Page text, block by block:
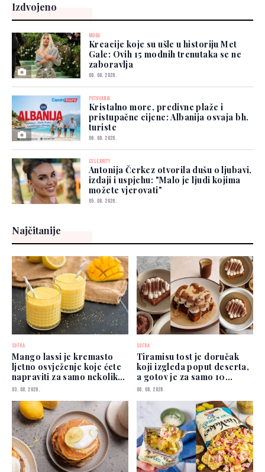
Izdvojeno
MODA
Kreacije koje su ušle u historiju Met
Gale: Ovih 15 modnih trenutaka se ne
zaboravlja
06. 08. 2026.
PUTOVANJA
Kristalno more, predivne plaže i
pristupačne cijene: Albanija osvaja bh.
turiste
06. 08. 2026.
CELEBRITY
Antonija Čerkez otvorila dušu o ljubavi,
izdaji i uspjehu: "Malo je ljudi kojima
možete vjerovati"
05. 08. 2026.
Najčitanije
SOFRA
Mango lassi je kremasto
ljetno osvježenje koje ćete
napraviti za samo nekoliko
minuta
03. 08. 2026.
SOFRA
Tiramisu tost je doručak
koji izgleda poput deserta,
a gotov je za samo 10
minuta
06. 08. 2026.